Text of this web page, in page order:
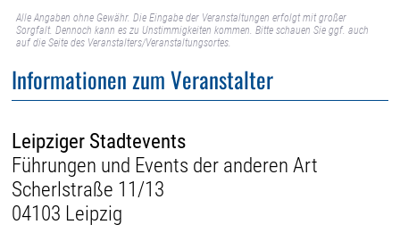
Alle Angaben ohne Gewähr. Die Eingabe der Veranstaltungen erfolgt mit großer
Sorgfalt. Dennoch kann es zu Unstimmigkeiten kommen. Bitte schauen Sie ggf. auch
auf die Seite des Veranstalters/Veranstaltungsortes.
Informationen zum Veranstalter
Leipziger Stadtevents
Führungen und Events der anderen Art
Scherlstraße 11/13
04103 Leipzig